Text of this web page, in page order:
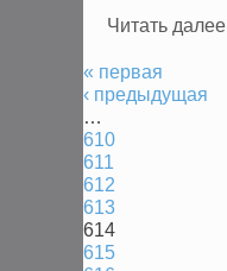
Читать далее
« первая
‹ предыдущая
…
610
611
612
613
614
615